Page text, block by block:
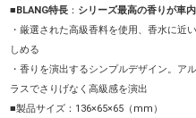
■BLANG特長 ： シリーズ最高の香りが車
・厳選された高級香料を使用、香水に近
しめる
・香りを演出するシンプルデザイン。ア
ラスでさりげなく高級感を演出
■製品サイズ：136×65×65（mm）